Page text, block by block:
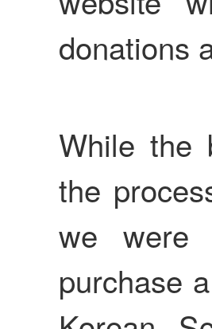
donations
While the
the
we were
purchase